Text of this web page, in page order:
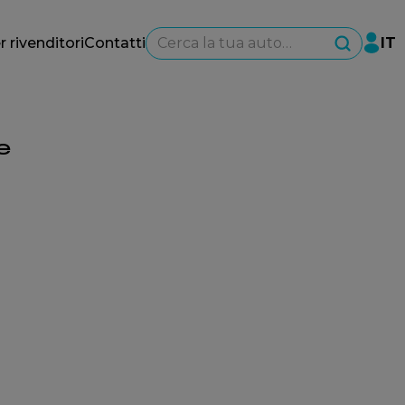
rivenditoriContatti Cerca la tua auto… IT